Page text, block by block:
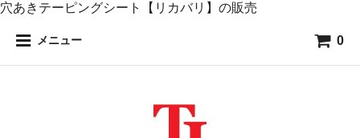
穴あきテーピングシート【リカバリ】の販売
メニュー 0